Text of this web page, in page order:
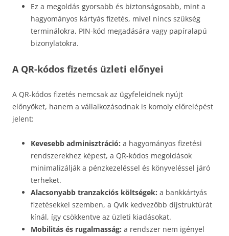
Ez a megoldás gyorsabb és biztonságosabb, mint a
hagyományos kártyás fizetés, mivel nincs szükség
terminálokra, PIN-kód megadására vagy papíralapú
bizonylatokra.
A QR-kódos fizetés üzleti előnyei
A QR-kódos fizetés nemcsak az ügyfeleidnek nyújt
előnyöket, hanem a vállalkozásodnak is komoly előrelépést
jelent:
Kevesebb adminisztráció: a hagyományos fizetési
rendszerekhez képest, a QR-kódos megoldások
minimalizálják a pénzkezeléssel és könyveléssel járó
terheket.
Alacsonyabb tranzakciós költségek: a bankkártyás
fizetésekkel szemben, a Qvik kedvezőbb díjstruktúrát
kínál, így csökkentve az üzleti kiadásokat.
Mobilitás és rugalmasság: a rendszer nem igényel